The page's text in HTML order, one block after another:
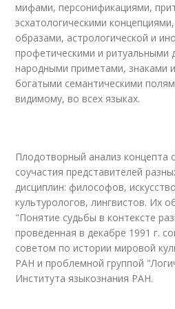
мифами, персонификациями,
эсхатологическими
образами, астрологической и
профетическими и ритуальными
народными приметами, знаками
богатыми семантическими
видимому, во всех языках.
Плодотворный анализ концепта
соучастия представителей
дисциплин: философов,
культурологов, лингвистов. Их
"Понятие судьбы в контексте
проведенная в декабре 1991 г.
советом по истории мировой
РАН и проблемной группой
Института языкознания РАН.